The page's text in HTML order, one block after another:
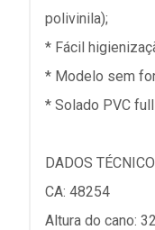
polivinila);
* Fácil
* Modelo sem
* Solado PVC
DADOS
CA: 48254
Altura do cano: